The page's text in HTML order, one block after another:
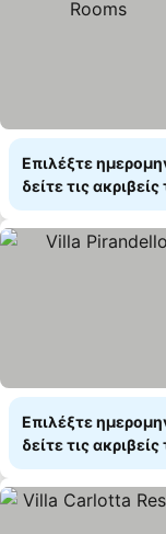
Επιλέξτε
δείτε τις ακριβείς
Επιλέξτε
δείτε τις ακριβείς